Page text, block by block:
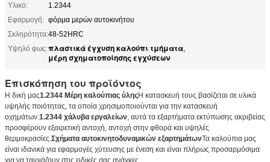
Υλικό:
1.2344
Εφαρμογή: φόρμα μερών αυτοκινήτου
Σκληρότητα:48-52HRC
Υψηλό φως:πλαστικά έγχυση καλούπι τμήματα,
μέρη σχηματοποίησης εγχύσεων
Επισκόπηση του προϊόντος
Η δική μας1.2344 Μέρη καλούπιας ύληςΗ κατασκευή τους βασίζεται σε υλικά
υψηλής ποιότητας, τα οποία χρησιμοποιούνται για την κατασκευή
οχημάτων.1.2344 χάλυβα εργαλείων, αυτά τα εξαρτήματα εκτύπωσης ακριβείας
προσφέρουν εξαιρετική αντοχή, αντοχή στην φθορά και υψηλές
θερμοκρασίες.Σχήματα αυτοκινητοδυναμικών εξαρτημάτωνΤα καλούπια μας
είναι ιδανικά για εφαρμογές χύτευσης με ένεση και είναι πλήρως προσαρμόσιμα
για να ταιριάζουν στις ειδικές σας ανάγκες.